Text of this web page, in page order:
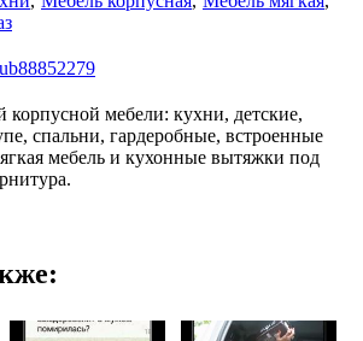
корпусной мебели: кухни, детские,
спальни, гардеробные, встроенные
мебель и кухонные вытяжки под